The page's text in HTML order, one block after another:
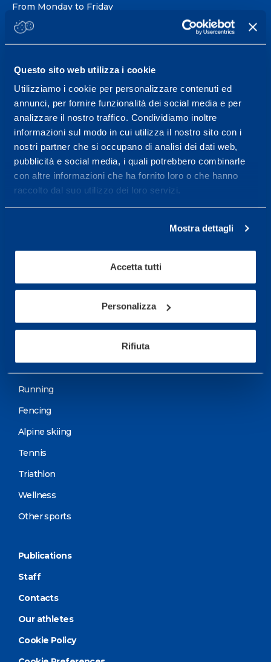
Questo sito web utilizza i cookie
Utilizziamo i cookie per personalizzare contenuti ed
annunci, per fornire funzionalità dei social media e per
analizzare il nostro traffico. Condividiamo inoltre
informazioni sul modo in cui utilizza il nostro sito con i
nostri partner che si occupano di analisi dei dati web,
pubblicità e social media, i quali potrebbero combinarle
con altre informazioni che ha fornito loro o che hanno
raccolto dal suo utilizzo dei loro servizi.
Mostra dettagli
Accetta tutti
Personalizza
Rifiuta
From Monday to Friday
08.30 - 18.30
Service center for high
performance and well-
being.
More informations
Services
Sport
Cycling and MTB
Running
Fencing
Alpine skiing
Tennis
Triathlon
Wellness
Other sports
Publications
Staff
Contacts
Our athletes
Cookie Policy